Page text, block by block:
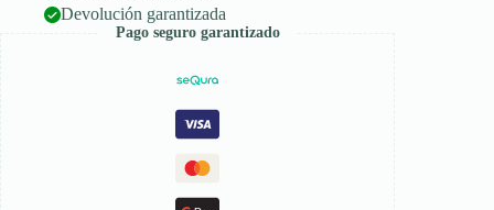
Devolución garantizada
Pago seguro garantizado